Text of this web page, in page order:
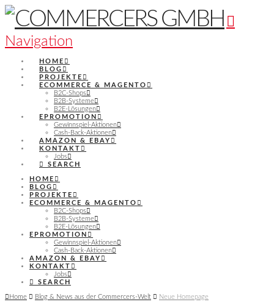
Navigation
HOME
BLOG
PROJEKTE
ECOMMERCE & MAGENTO
B2C-Shops
B2B-Systeme
B2E-Lösungen
EPROMOTION
Gewinnspiel-Aktionen
Cash-Back-Aktionen
AMAZON & EBAY
KONTAKT
Jobs
SEARCH
HOME
BLOG
PROJEKTE
ECOMMERCE & MAGENTO
B2C-Shops
B2B-Systeme
B2E-Lösungen
EPROMOTION
Gewinnspiel-Aktionen
Cash-Back-Aktionen
AMAZON & EBAY
KONTAKT
Jobs
SEARCH
Home Blog & News aus der Commercers-Welt Neue Homepage